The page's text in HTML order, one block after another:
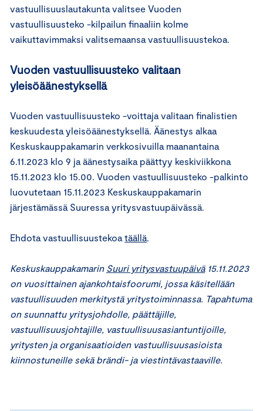
vastuullisuuslautakunta valitsee Vuoden
vastuullisuusteko -kilpailun finaaliin kolme
vaikuttavimmaksi valitsemaansa vastuullisuustekoa.
Vuoden vastuullisuusteko valitaan
yleisöäänestyksellä
Vuoden vastuullisuusteko -voittaja valitaan finalistien
keskuudesta yleisöäänestyksellä. Äänestys alkaa
Keskuskauppakamarin verkkosivuilla maanantaina
6.11.2023 klo 9 ja äänestysaika päättyy keskiviikkona
15.11.2023 klo 15.00. Vuoden vastuullisuusteko -palkinto
luovutetaan 15.11.2023 Keskuskauppakamarin
järjestämässä Suuressa yritysvastuupäivässä.
Ehdota vastuullisuustekoa täällä.
Keskuskauppakamarin Suuri yritysvastuupäivä15.11.2023
on vuosittainen ajankohtaisfoorumi, jossa käsitellään
vastuullisuuden merkitystä yritystoiminnassa. Tapahtuma
on suunnattu yritysjohdolle, päättäjille,
vastuullisuusjohtajille, vastuullisuusasiantuntijoille,
yritysten ja organisaatioiden vastuullisuusasioista
kiinnostuneille sekä brändi- ja viestintävastaaville.